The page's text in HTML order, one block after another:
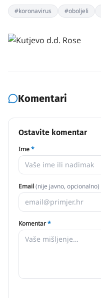
#koronavirus #oboljeli
Komentari
Ostavite komentar
Ime*
Email(nije javno, opcionalno)
Komentar*